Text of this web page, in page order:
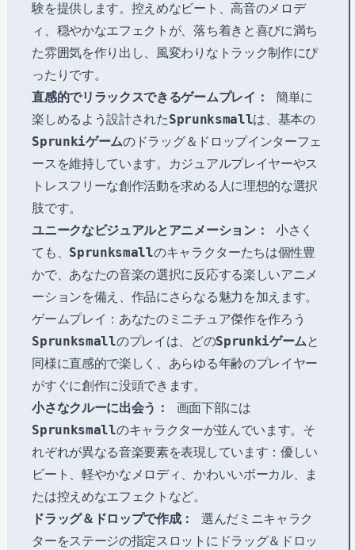
験を提供します。控えめなビート、高音のメロデ
ィ、穏やかなエフェクトが、落ち着きと喜びに満ち
た雰囲気を作り出し、風変わりなトラック制作にぴ
ったりです。
直感的でリラックスできるゲームプレイ：
簡単に
楽しめるよう設計されたSprunksmallは、基本の
Sprunkiゲームのドラッグ＆ドロップインターフェ
ースを維持しています。カジュアルプレイヤーやス
トレスフリーな創作活動を求める人に理想的な選択
肢です。
ユニークなビジュアルとアニメーション：
小さく
ても、 Sprunksmallのキャラクターたちは個性豊
かで、あなたの音楽の選択に反応する楽しいアニメ
ーションを備え、作品にさらなる魅力を加えます。
ゲームプレイ：あなたのミニチュア傑作を作ろう
Sprunksmallのプレイは、どのSprunkiゲームと
同様に直感的で楽しく、あらゆる年齢のプレイヤー
がすぐに創作に没頭できます。
小さなクルーに出会う：
画面下部には
Sprunksmallのキャラクターが並んでいます。そ
れぞれが異なる音楽要素を表現しています：優しい
ビート、軽やかなメロディ、かわいいボーカル、ま
たは控えめなエフェクトなど。
ドラッグ＆ドロップで作成：
選んだミニキャラク
ターをステージの指定スロットにドラッグ＆ドロッ